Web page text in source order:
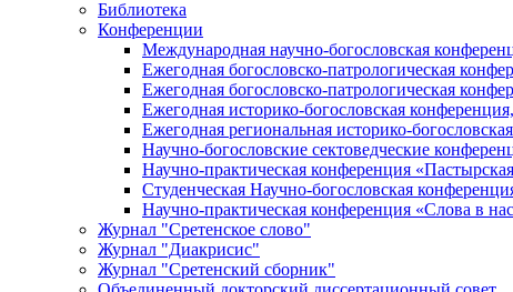
Библиотека
Конференции
Международная научно-богословская
Ежегодная богословско-патрологическая
Ежегодная богословско-патрологическая
Ежегодная историко-богословская
Ежегодная региональная историко-
Научно-богословские сектоведческие
Научно-практическая конференция
Студенческая Научно-богословская
Научно-практическая конференция «Cлова в
Журнал "Сретенское слово"
Журнал "Диакрисис"
Журнал "Сретенский сборник"